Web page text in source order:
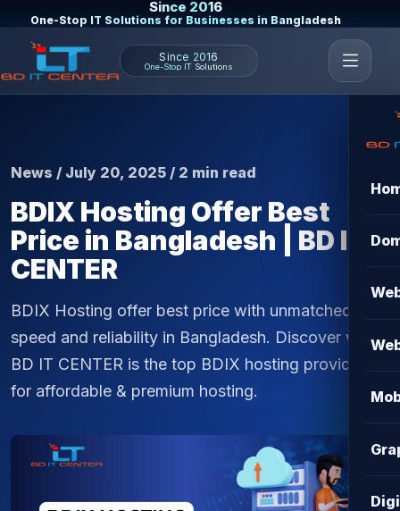
Since 2016
One-Stop IT Solutions for Businesses in Bangladesh
Since 2016
One-Stop IT Solutions
News / July 20, 2025 / 2 min read
BDIX Hosting Offer Best
Price in Bangladesh | BD IT
CENTER
BDIX Hosting offer best price with unmatched
speed and reliability in Bangladesh. Discover why
BD IT CENTER is the top BDIX hosting provider
for affordable & premium hosting.